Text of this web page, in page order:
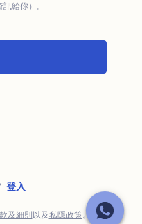
給你）。
登入
及細則 以及私隱政策。